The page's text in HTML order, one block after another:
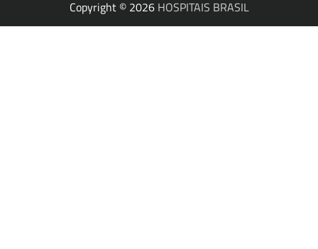
Copyright © 2026 HOSPITAIS BRASIL